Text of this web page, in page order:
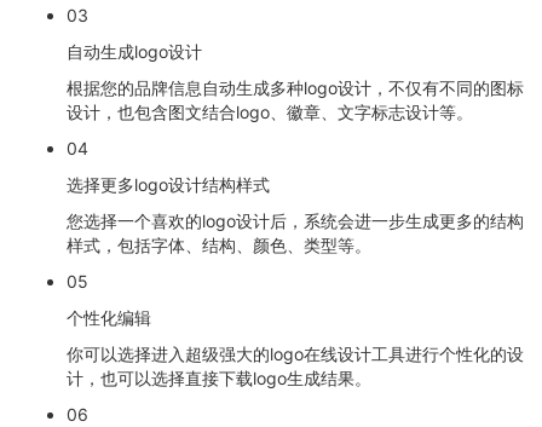
03
自动生成logo设计
根据您的品牌信息自动生成多种logo设计，不仅有不同的图标
设计，也包含图文结合logo、徽章、文字标志设计等。
04
选择更多logo设计结构样式
您选择一个喜欢的logo设计后，系统会进一步生成更多的结构
样式，包括字体、结构、颜色、类型等。
05
个性化编辑
你可以选择进入超级强大的logo在线设计工具进行个性化的设
计，也可以选择直接下载logo生成结果。
06